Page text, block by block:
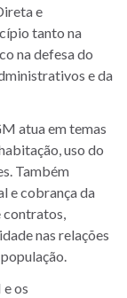
e
tanto na
na defesa do
e da
atua em temas
uso do
Também
e cobrança da
contratos,
nas relações
os